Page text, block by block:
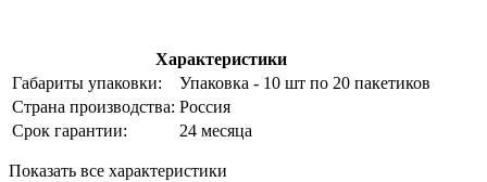
Характеристики
Габариты упаковки:
Упаковка - 10 шт по 20 пакетиков
Страна производства: Россия
Срок гарантии:
24 месяца
Показать все характеристики